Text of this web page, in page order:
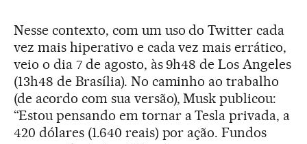
Nesse contexto, com um uso do Twitter cada
vez mais hiperativo e cada vez mais errático,
veio o dia 7 de agosto, às 9h48 de Los Angeles
(13h48 de Brasília). No caminho ao trabalho
(de acordo com sua versão), Musk publicou:
“Estou pensando em tornar a Tesla privada, a
420 dólares (1.640 reais) por ação. Fundos